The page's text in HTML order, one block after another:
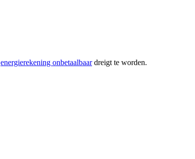
energierekening onbetaalbaardreigt te worden.